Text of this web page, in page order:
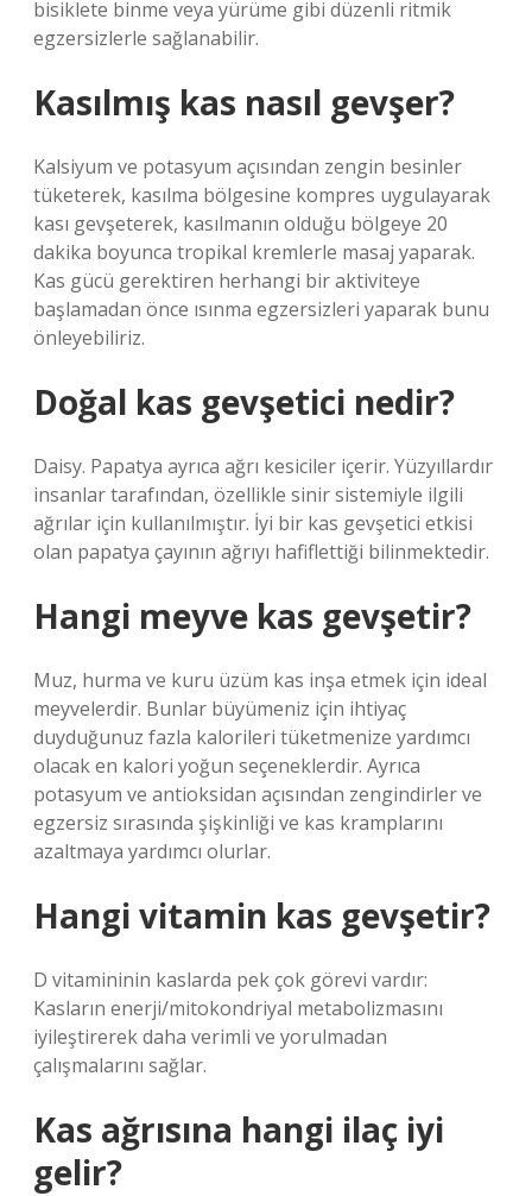
bisiklete binme veya yürüme gibi düzenli ritmik
egzersizlerle sağlanabilir.
Kasılmış kas nasıl gevşer?
Kalsiyum ve potasyum açısından zengin besinler
tüketerek, kasılma bölgesine kompres uygulayarak
kası gevşeterek, kasılmanın olduğu bölgeye 20
dakika boyunca tropikal kremlerle masaj yaparak.
Kas gücü gerektiren herhangi bir aktiviteye
başlamadan önce ısınma egzersizleri yaparak bunu
önleyebiliriz.
Doğal kas gevşetici nedir?
Daisy. Papatya ayrıca ağrı kesiciler içerir. Yüzyıllardır
insanlar tarafından, özellikle sinir sistemiyle ilgili
ağrılar için kullanılmıştır. İyi bir kas gevşetici etkisi
olan papatya çayının ağrıyı hafiflettiği bilinmektedir.
Hangi meyve kas gevşetir?
Muz, hurma ve kuru üzüm kas inşa etmek için ideal
meyvelerdir. Bunlar büyümeniz için ihtiyaç
duyduğunuz fazla kalorileri tüketmenize yardımcı
olacak en kalori yoğun seçeneklerdir. Ayrıca
potasyum ve antioksidan açısından zengindirler ve
egzersiz sırasında şişkinliği ve kas kramplarını
azaltmaya yardımcı olurlar.
Hangi vitamin kas gevşetir?
D vitamininin kaslarda pek çok görevi vardır:
Kasların enerji/mitokondriyal metabolizmasını
iyileştirerek daha verimli ve yorulmadan
çalışmalarını sağlar.
Kas ağrısına hangi ilaç iyi
gelir?